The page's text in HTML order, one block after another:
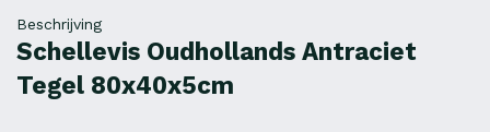
Beschrijving
Schellevis Oudhollands Antraciet
Tegel 80x40x5cm